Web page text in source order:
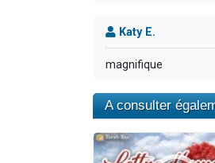
Katy E.
magnifique
A consulter